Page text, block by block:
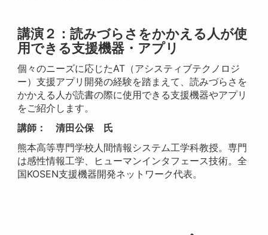
講演２ ：読みづらさをかかえる人が使
用できる支援機器・アプリ
個々のニーズに応じたAT（アシスティブテクノロジ
ー）支援アプリ開発の経験を踏まえて、読みづらさを
かかえる人が読書の際に使用できる支援機器やアプリ
をご紹介します。
講師： 清田公保 氏
熊本高等専門学校人間情報システム工学科教授。専門
は感性情報工学、ヒューマンインタフェース技術。全
国KOSEN支援機器開発ネットワーク代表。